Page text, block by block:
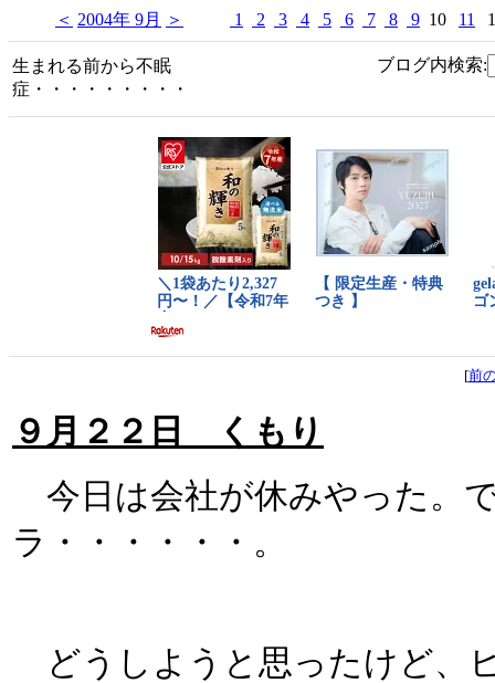
＜ 2004年 9月 ＞ 1 2 3 4 5 6 7 8 9 10 11
生まれる前から不眠
症・・・・・・・・・
ブログ内検索:
[前
９月２２日 くもり
今日は会社が休みやった。
ラ・・・・・・。
どうしようと思ったけど、